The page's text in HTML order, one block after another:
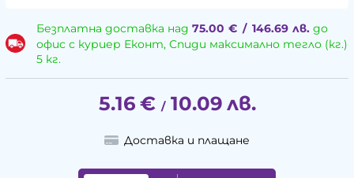
Безплатна доставка над 75.00 € / 146.69 лв.до
офис с куриер Еконт, Спиди максимално тегло (кг.)
5 кг.
5.16 € / 10.09 лв.
Доставка и плащане